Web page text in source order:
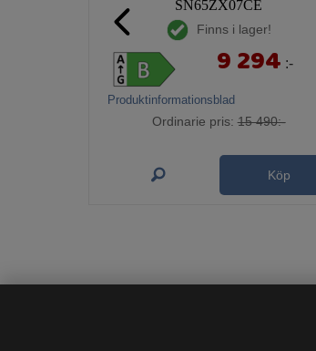
SN65ZX07CE
Finns i lager!
Produktinformationsblad
9 294 :-
Ordinarie pris: 15 490:-
Köp